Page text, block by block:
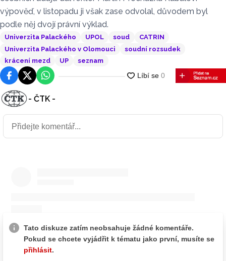
výpověď, v listopadu ji však zase odvolal, důvodem byl
podle něj dvojí právní výklad.
Univerzita Palackého UPOL soud
CATRIN
Univerzita Palackého v Olomouci
soudní rozsudek
krácení mezd
UP seznam
FacebookPlatforma X
WhatsApp
- ČTK -